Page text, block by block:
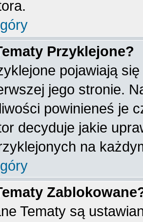
Przyklejone?
pojawiają
jego stronie.
powinieneś je
decyduje jakie
na
Tematy są